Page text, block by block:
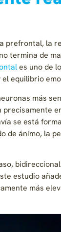
prefrontal, la
termina de
es uno de
equilibrio
más
precisamente
se está
de ánimo, la
estudio
más